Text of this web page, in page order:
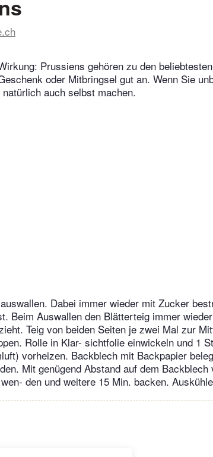
Prussiens gehören zu den
oder Mitbringsel gut an. Wenn Sie
auch selbst machen.
Dabei immer wieder mit Zucker
Beim Auswallen den Blätterteig immer
Teig von beiden Seiten je zwei Mal zur
Rolle in Klar- sichtfolie einwickeln und 1
vorheizen. Backblech mit Backpapier
Mit genügend Abstand auf dem Backblech
den und weitere 15 Min. backen.